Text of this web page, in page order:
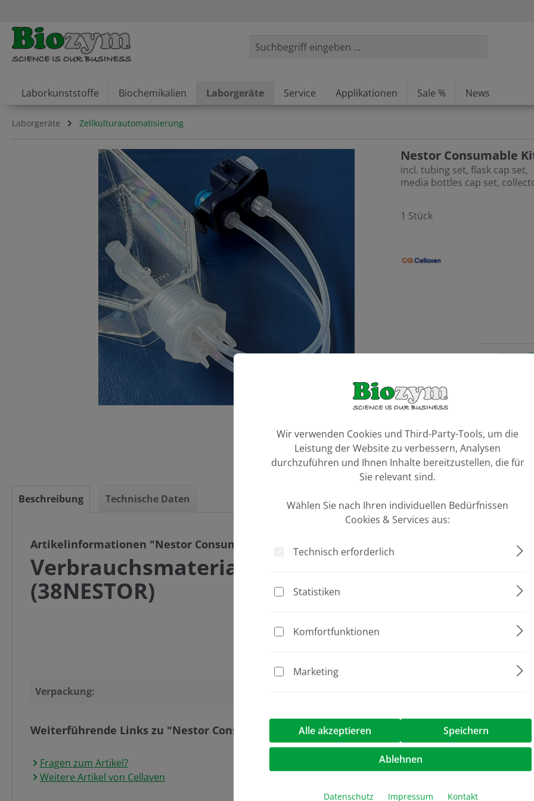
Laborkunststoffe Biochemikalien Laborgeräte Service Applikationen Sale % News
Laborgeräte Zellkulturautomatisierung
Nestor Consumable
incl. tubing set, flask cap set,
media bottles cap set,
1 Stück
Bildergalerie überspringen
Artikel
Beschreibung Technische Daten
Artikelinformationen "Nestor Consumable Kit - Flasks"
Verbrauchsmaterialien-Set
(38NESTOR)
Verpackung:
Weiterführende Links zu "Nestor Consumable Kit - Flasks"
Fragen zum Artikel?
Weitere Artikel von Cellaven
Wir verwenden Cookies und Third-Party-Tools, um die
Leistung der Website zu verbessern, Analysen
durchzuführen und Ihnen Inhalte bereitzustellen, die für
Sie relevant sind.
Wählen Sie nach Ihren individuellen Bedürfnissen
Cookies & Services aus:
Technisch erforderlich
Statistiken
Komfortfunktionen
Marketing
Alle akzeptieren Speichern
Ablehnen
Datenschutz Impressum Kontakt